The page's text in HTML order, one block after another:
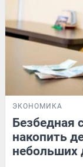
ЭКОНОМИКА
Безбедная
накопить
небольших